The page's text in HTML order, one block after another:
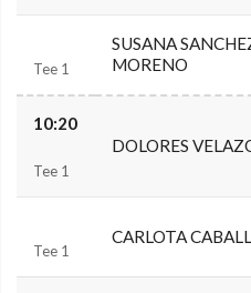
Tee 1
SUSANA
MORENO
10:20
Tee 1
DOLORES
Tee 1
CARLOTA